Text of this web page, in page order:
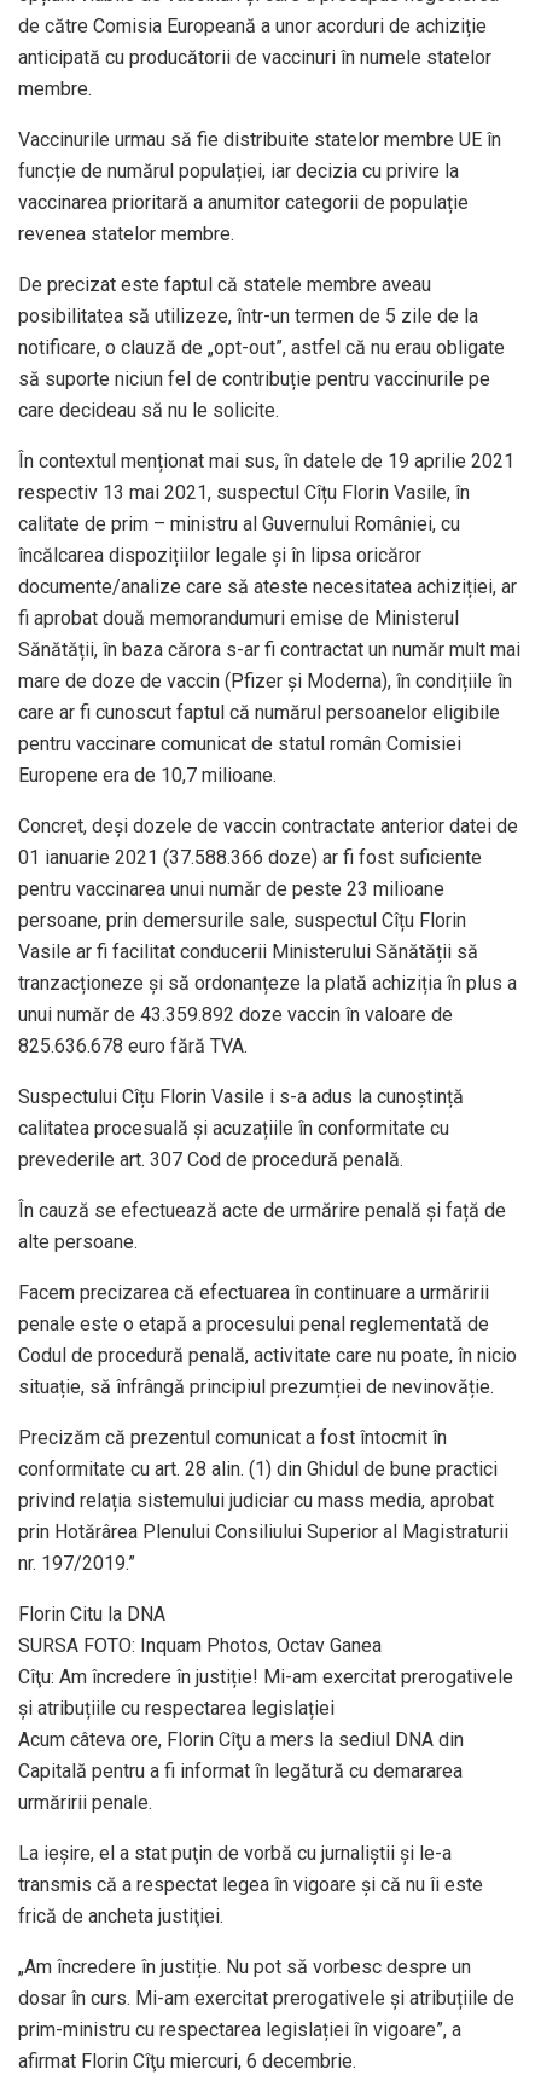
de către Comisia Europeană a unor acorduri de achiziție
anticipată cu producătorii de vaccinuri în numele statelor
membre.
Vaccinurile urmau să fie distribuite statelor membre UE în
funcție de numărul populației, iar decizia cu privire la
vaccinarea prioritară a anumitor categorii de populație
revenea statelor membre.
De precizat este faptul că statele membre aveau
posibilitatea să utilizeze, într-un termen de 5 zile de la
notificare, o clauză de „opt-out”, astfel că nu erau obligate
să suporte niciun fel de contribuție pentru vaccinurile pe
care decideau să nu le solicite.
În contextul menționat mai sus, în datele de 19 aprilie 2021
respectiv 13 mai 2021, suspectul Cîțu Florin Vasile, în
calitate de prim – ministru al Guvernului României, cu
încălcarea dispozițiilor legale și în lipsa oricăror
documente/analize care să ateste necesitatea achiziției, ar
fi aprobat două memorandumuri emise de Ministerul
Sănătății, în baza cărora s-ar fi contractat un număr mult mai
mare de doze de vaccin (Pfizer și Moderna), în condițiile în
care ar fi cunoscut faptul că numărul persoanelor eligibile
pentru vaccinare comunicat de statul român Comisiei
Europene era de 10,7 milioane.
Concret, deși dozele de vaccin contractate anterior datei de
01 ianuarie 2021 (37.588.366 doze) ar fi fost suficiente
pentru vaccinarea unui număr de peste 23 milioane
persoane, prin demersurile sale, suspectul Cîțu Florin
Vasile ar fi facilitat conducerii Ministerului Sănătății să
tranzacționeze și să ordonanțeze la plată achiziția în plus a
unui număr de 43.359.892 doze vaccin în valoare de
825.636.678 euro fără TVA.
Suspectului Cîțu Florin Vasile i s-a adus la cunoștință
calitatea procesuală și acuzațiile în conformitate cu
prevederile art. 307 Cod de procedură penală.
În cauză se efectuează acte de urmărire penală și față de
alte persoane.
Facem precizarea că efectuarea în continuare a urmăririi
penale este o etapă a procesului penal reglementată de
Codul de procedură penală, activitate care nu poate, în nicio
situație, să înfrângă principiul prezumției de nevinovăție.
Precizăm că prezentul comunicat a fost întocmit în
conformitate cu art. 28 alin. (1) din Ghidul de bune practici
privind relația sistemului judiciar cu mass media, aprobat
prin Hotărârea Plenului Consiliului Superior al Magistraturii
nr. 197/2019.”
Florin Citu la DNA
SURSA FOTO: Inquam Photos, Octav Ganea
Cîţu: Am încredere în justiție! Mi-am exercitat prerogativele
și atribuțiile cu respectarea legislației
Acum câteva ore, Florin Cîţu a mers la sediul DNA din
Capitală pentru a fi informat în legătură cu demararea
urmăririi penale.
La ieşire, el a stat puţin de vorbă cu jurnaliştii şi le-a
transmis că a respectat legea în vigoare şi că nu îi este
frică de ancheta justiţiei.
„Am încredere în justiție. Nu pot să vorbesc despre un
dosar în curs. Mi-am exercitat prerogativele și atribuțiile de
prim-ministru cu respectarea legislației în vigoare”, a
afirmat Florin Cîţu miercuri, 6 decembrie.